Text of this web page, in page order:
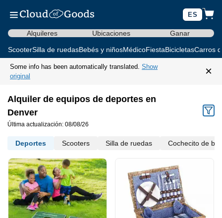
ES
Alquileres Ubicaciones Ganar
ScooterSilla de ruedasBebés y niñosMédicoFiestaBicicletasCarros
Some info has been automatically translated. Show
original
×
Alquiler de equipos de deportes en
Denver
Última actualización: 08/08/26
Deportes Scooters Silla de ruedas Cochecito de